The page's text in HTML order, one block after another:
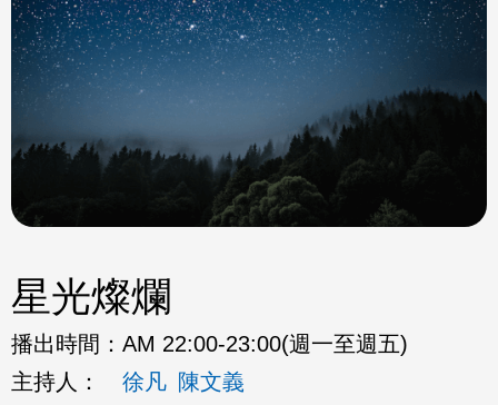
星光燦爛
播出時間： AM 22:00-23:00(週一至週五)
主持人：
徐凡 陳文義